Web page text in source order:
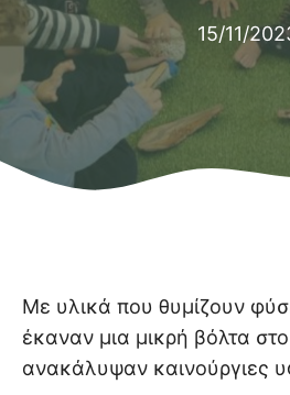
15/11/
Με υλικά που θυμίζουν
έκαναν μια μικρή βόλτα
ανακάλυψαν καινούργιες